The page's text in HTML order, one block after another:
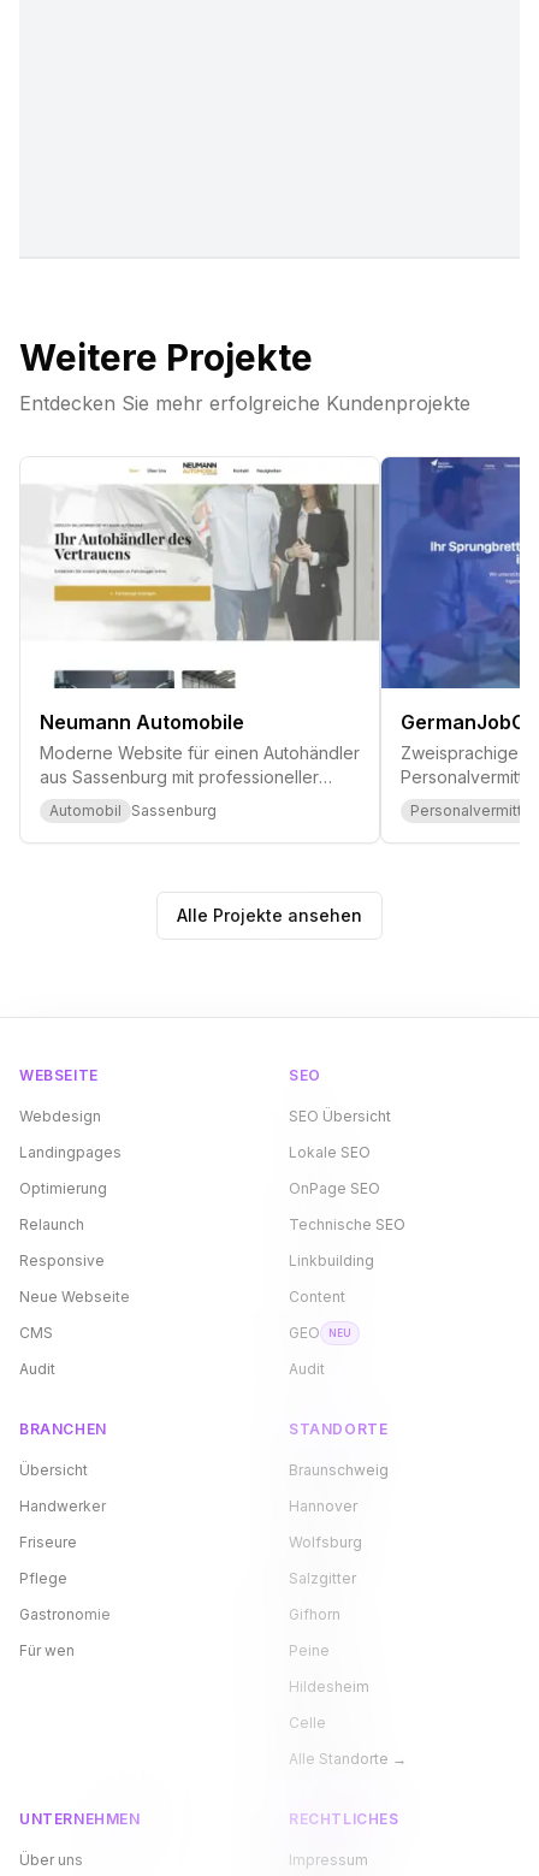
Weitere Projekte
Entdecken Sie mehr erfolgreiche Kundenprojekte
Neumann Automobile
Moderne Website für einen Autohändler
aus Sassenburg mit professioneller
Fahrzeugpräsentation.
Automobil Sassenburg
Zweisprachige
(Deutsch/Farsi)
Alle Projekte ansehen
WEBSEITE
Webdesign
Landingpages
Optimierung
Relaunch
Responsive
Neue Webseite
CMS
Audit
SEO
SEO Übersicht
Lokale SEO
OnPage SEO
Technische SEO
Linkbuilding
Content
GEO
NEU
Audit
BRANCHEN
Übersicht
Handwerker
Friseure
Pflege
Gastronomie
Für wen
STANDORTE
Braunschweig
Hannover
Wolfsburg
Salzgitter
Gifhorn
Peine
Hildesheim
Celle
Alle Standorte →
UNTERNEHMEN
Über uns
RECHTLICHES
Impressum